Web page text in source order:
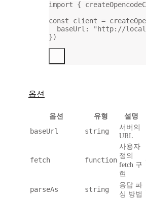
import {
const
client =
baseUrl:
"http://
})
옵션
옵션 유형 설명
baseUrl string
서버의
URL
fetch function
사용자
정의
fetch 구
현
parseAs string
응답 파
싱 방법